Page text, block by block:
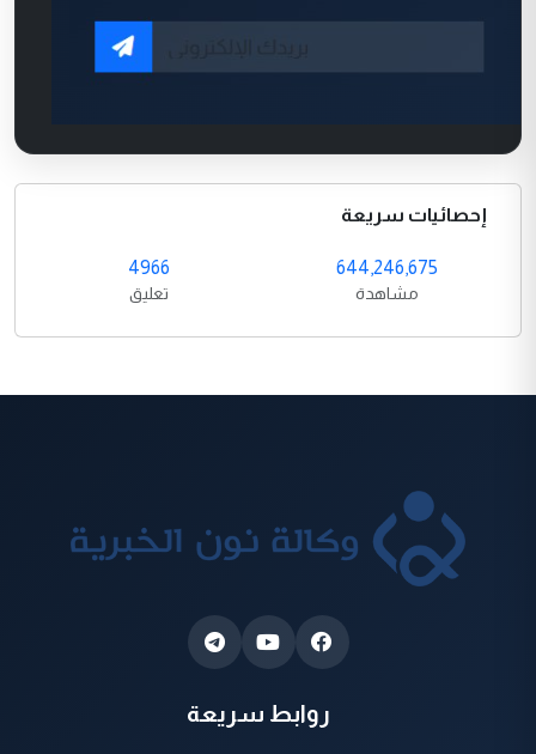
إحصائيات سريعة
644,246,675
مشاهدة
4966
تعليق
روابط سريعة